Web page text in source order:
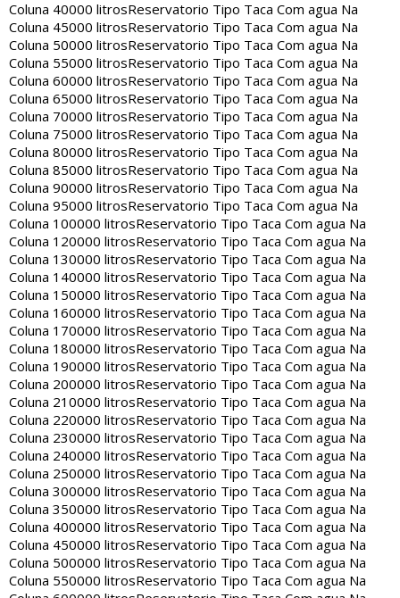
Coluna 40000 litrosReservatorio Tipo Taca Com agua Na
Coluna 45000 litrosReservatorio Tipo Taca Com agua Na
Coluna 50000 litrosReservatorio Tipo Taca Com agua Na
Coluna 55000 litrosReservatorio Tipo Taca Com agua Na
Coluna 60000 litrosReservatorio Tipo Taca Com agua Na
Coluna 65000 litrosReservatorio Tipo Taca Com agua Na
Coluna 70000 litrosReservatorio Tipo Taca Com agua Na
Coluna 75000 litrosReservatorio Tipo Taca Com agua Na
Coluna 80000 litrosReservatorio Tipo Taca Com agua Na
Coluna 85000 litrosReservatorio Tipo Taca Com agua Na
Coluna 90000 litrosReservatorio Tipo Taca Com agua Na
Coluna 95000 litrosReservatorio Tipo Taca Com agua Na
Coluna 100000 litrosReservatorio Tipo Taca Com agua Na
Coluna 120000 litrosReservatorio Tipo Taca Com agua Na
Coluna 130000 litrosReservatorio Tipo Taca Com agua Na
Coluna 140000 litrosReservatorio Tipo Taca Com agua Na
Coluna 150000 litrosReservatorio Tipo Taca Com agua Na
Coluna 160000 litrosReservatorio Tipo Taca Com agua Na
Coluna 170000 litrosReservatorio Tipo Taca Com agua Na
Coluna 180000 litrosReservatorio Tipo Taca Com agua Na
Coluna 190000 litrosReservatorio Tipo Taca Com agua Na
Coluna 200000 litrosReservatorio Tipo Taca Com agua Na
Coluna 210000 litrosReservatorio Tipo Taca Com agua Na
Coluna 220000 litrosReservatorio Tipo Taca Com agua Na
Coluna 230000 litrosReservatorio Tipo Taca Com agua Na
Coluna 240000 litrosReservatorio Tipo Taca Com agua Na
Coluna 250000 litrosReservatorio Tipo Taca Com agua Na
Coluna 300000 litrosReservatorio Tipo Taca Com agua Na
Coluna 350000 litrosReservatorio Tipo Taca Com agua Na
Coluna 400000 litrosReservatorio Tipo Taca Com agua Na
Coluna 450000 litrosReservatorio Tipo Taca Com agua Na
Coluna 500000 litrosReservatorio Tipo Taca Com agua Na
Coluna 550000 litrosReservatorio Tipo Taca Com agua Na